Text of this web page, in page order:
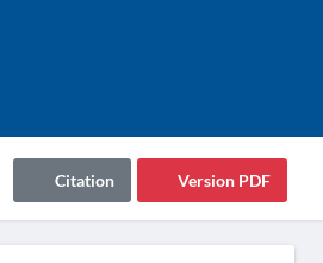
Version PDF
Citation